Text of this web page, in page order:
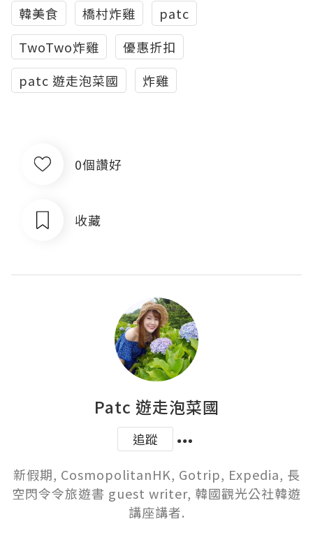
韓美食 橋村炸雞
patc
TwoTwo炸雞
優惠折扣
patc 遊走泡菜國
炸雞
0個讚好
收藏
Patc 遊走泡菜國
追蹤
新假期, CosmopolitanHK, Gotrip, Expedia, 長
空閃令令旅遊書 guest writer, 韓國觀光公社韓遊
講座講者.